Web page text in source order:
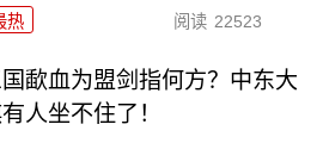
热 阅读 22523
歃血为盟剑指何方？中东大
人坐不住了！